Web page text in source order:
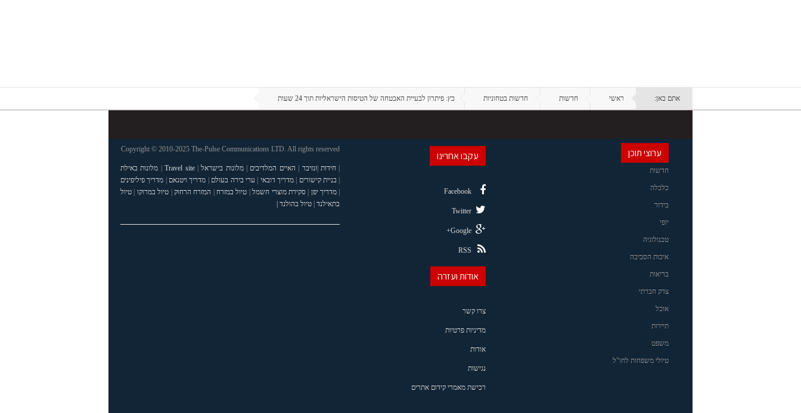
אתם כאן: ראשי חדשות חדשות בטחוניות כץ: פיתרון לבעיית האבטחה של הטיסות הישראליות תוך 24 שעות
ערוצי תוכן
חדשות
כלכלה
בידור
יופי
טכנולוגיה
איכות הסביבה
בריאות
צדק חברתי
אוכל
תיירות
משפט
טיולי משפחות לחו"ל
עקבו אחרינו
Facebook
Twitter
Google+
RSS
אודות ועזרה
צרו קשר
מדיניות פרטיות
אודות
נגישות
רכישת מאמרי קידום אתרים
Copyright © 2010-2025 The-Pulse Communications LTD. All rights reserved
| חידות |זנזיבר | האיים המלדיבים |מלונות בישראל|
Travel site
| מלונות באילת
| בניית קישורים |מדריך דובאי | ערי בירה בעולם | מדריך ויטנאם | מדריך פיליפינים
| מדריך יפן |סקירת מוצרי חשמל| טיול במזרח | המזרח הרחוק | טיול במרוקו | טיול
בתאילנד| טיול בהולנד |